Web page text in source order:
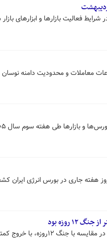
فعالیت بازارها و ابزارهای
معاملات و محدودیت دامنه نوسان
طی هفته‌ سوم سال ۱۴۰۵ را اعلام کرد.
هفته جاری در بورس انرژی ایران
روزه بود
کمتر سرمایه مواجه شدند.